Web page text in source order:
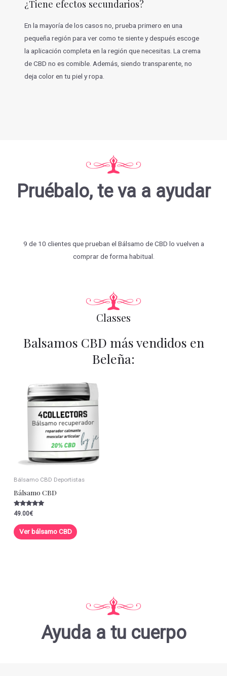
¿Tiene efectos secundarios?
En la mayoría de los casos no, prueba primero en una
pequeña región para ver como te siente y después escoge
la aplicación completa en la región que necesitas. La crema
de CBD no es comible. Además, siendo transparente, no
deja color en tu piel y ropa.
Pruébalo, te va a ayudar
9 de 10 clientes que prueban el Bálsamo de CBD lo vuelven a
comprar de forma habitual.
Classes
Balsamos CBD más vendidos en
Beleña:
Bálsamo CBD Deportistas
Bálsamo CBD
Valorado con
5.00
de 5
49.00€
Ver bálsamo CBD
Ayuda a tu cuerpo